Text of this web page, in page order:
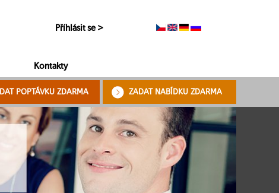
Příhlásit se >
Kontakty
POPTÁVKU ZDARMA ZADAT NABÍDKU ZDARMA